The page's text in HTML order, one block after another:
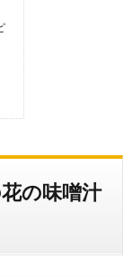
の味噌汁